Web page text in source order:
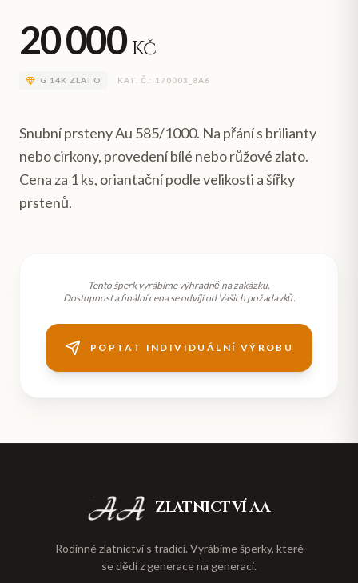
20 000 Kč
G 14K ZLATO KAT. Č.: 170003_8A6
Snubní prsteny Au 585/1000. Na přání s brilianty
nebo cirkony, provedení bílé nebo růžové zlato.
Cena za 1 ks, oriantační podle velikosti a šířky
prstenů.
Tento šperk vyrábíme výhradně na zakázku.
Dostupnost a finální cena se odvíjí od Vašich požadavků.
POPTAT INDIVIDUÁLNÍ VÝROBU
ZLATNICTVÍ AA
Rodinné zlatnictví s tradicí. Vyrábíme šperky, které
se dědí z generace na generaci.